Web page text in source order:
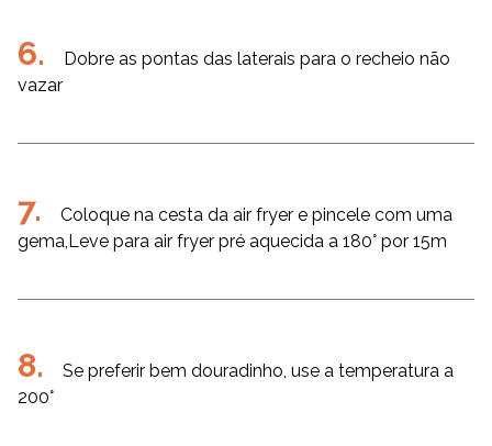
Dobre as pontas das laterais para o recheio não
vazar
Coloque na cesta da air fryer e pincele com uma
gema,Leve para air fryer pré aquecida a 180° por 15m
Se preferir bem douradinho, use a temperatura a
200°